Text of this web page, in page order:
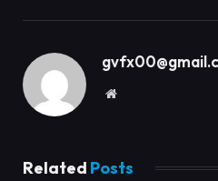
Website
Related Posts